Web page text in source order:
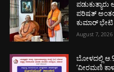
ಪರಿಷತ್
ಕುಮಾರ್ ಭೇಟಿ
August 7, 2026
ಬೋಳದಲ್ಲಿ
‘ವೀರಮಣಿ